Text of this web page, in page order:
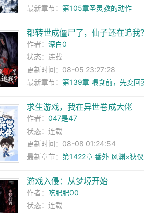
最新章节：第105章圣灵教的动作
都转世成僵尸了，仙子还在追我？
作者：深白0
状态：连载
更新时间：08-05 23:27:28
最新章节：第139章 喂食前，先变回
求生游戏，我在异世卷成大佬
作者：047是47
状态：连载
更新时间：08-08 01:24:54
最新章节：第1422章 番外 风渊×狄仪
游戏入侵：从梦境开始
作者： 吃肥肥00
状态：连载